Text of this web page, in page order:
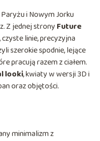
i Nowym Jorku
Z jednej strony Future
linie, precyzyjna
szerokie spodnie, lejące
pracują razem z ciałem.
looki, kwiaty w wersji 3D i
oraz objętości.
minimalizm z